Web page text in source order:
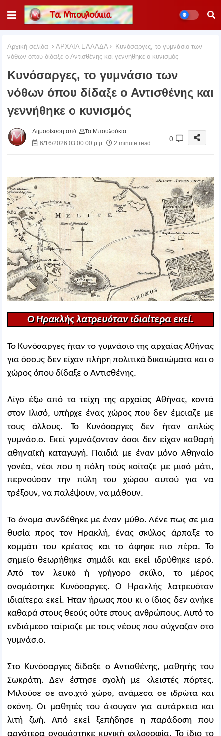
Αρχική σελίδα ΑΡΧΑΙΑ ΕΛΛΑΔΑ
Κυνόσαργες, το γυμνάσιο των
νόθων όπου δίδαξε ο Αντισθένης και γεννήθηκε ο κυνισμός
Κυνόσαργες, το γυμνάσιο των
νόθων όπου δίδαξε ο Αντισθένης και
γεννήθηκε ο κυνισμός
Δημοσίευση από:
Τα Μπουλούκια
6/16/2026 03:00:00 μ.μ.
2 minute read
0
Ο Ηρακλής λατρευόταν ιδιαίτερα εκεί.
Το Κυνόσαργες ήταν το γυμνάσιο της αρχαίας Αθήνας
για όσους δεν είχαν πλήρη πολιτικά δικαιώματα και ο
χώρος όπου δίδαξε ο Αντισθένης.
Λίγο έξω από τα τείχη της αρχαίας Αθήνας, κοντά
στον Ιλισό, υπήρχε ένας χώρος που δεν έμοιαζε με
τους άλλους. Το Κυνόσαργες δεν ήταν απλώς
γυμνάσιο. Εκεί γυμνάζονταν όσοι δεν είχαν καθαρή
αθηναϊκή καταγωγή. Παιδιά με έναν μόνο Αθηναίο
γονέα, νέοι που η πόλη τούς κοίταζε με μισό μάτι,
περνούσαν την πύλη του χώρου αυτού για να
τρέξουν, να παλέψουν, να μάθουν.
Το όνομα συνδέθηκε με έναν μύθο. Λένε πως σε μια
θυσία προς τον Ηρακλή, ένας σκύλος άρπαξε το
κομμάτι του κρέατος και το άφησε πιο πέρα. Το
σημείο θεωρήθηκε σημάδι και εκεί ιδρύθηκε ιερό.
Από τον λευκό ή γρήγορο σκύλο, το μέρος
ονομάστηκε Κυνόσαργες. Ο Ηρακλής λατρευόταν
ιδιαίτερα εκεί. Ήταν ήρωας που κι ο ίδιος δεν ανήκε
καθαρά στους θεούς ούτε στους ανθρώπους. Αυτό το
ενδιάμεσο ταίριαζε με τους νέους που σύχναζαν στο
γυμνάσιο.
Στο Κυνόσαργες δίδαξε ο Αντισθένης, μαθητής του
Σωκράτη. Δεν έστησε σχολή με κλειστές πόρτες.
Μιλούσε σε ανοιχτό χώρο, ανάμεσα σε ιδρώτα και
σκόνη. Οι μαθητές του άκουγαν για αυτάρκεια και
λιτή ζωή. Από εκεί ξεπήδησε η παράδοση που
αργότερα ονομάστηκε κυνική φιλοσοφία. Το ίδιο το